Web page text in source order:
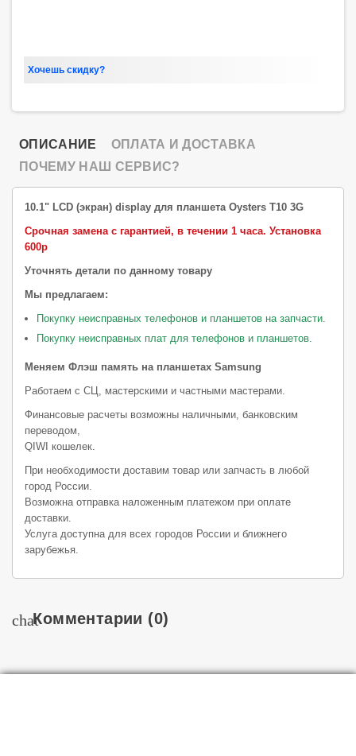
Хочешь скидку?
ОПИСАНИЕ
ОПЛАТА И ДОСТАВКА
ПОЧЕМУ НАШ СЕРВИС?
10.1" LCD (экран) display для планшета Oysters T10 3G
Срочная замена с гарантией, в течении 1 часа. Установка
600р
Уточнять детали по данному товару
Мы предлагаем:
Покупку неисправных телефонов и планшетов на запчасти.
Покупку неисправных плат для телефонов и планшетов.
Меняем Флэш память на планшетах Samsung
Работаем с СЦ, мастерскими и частными мастерами.
Финансовые расчеты возможны наличными, банковским
переводом,
QIWI кошелек.
При необходимости доставим товар или запчасть в любой
город России.
Возможна отправка наложенным платежом при оплате
доставки.
Услуга доступна для всех городов России и ближнего
зарубежья.
chatКомментарии (0)